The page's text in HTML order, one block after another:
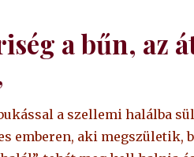
a bűn, az
a szellemi halálba
emberen, aki megszületik,